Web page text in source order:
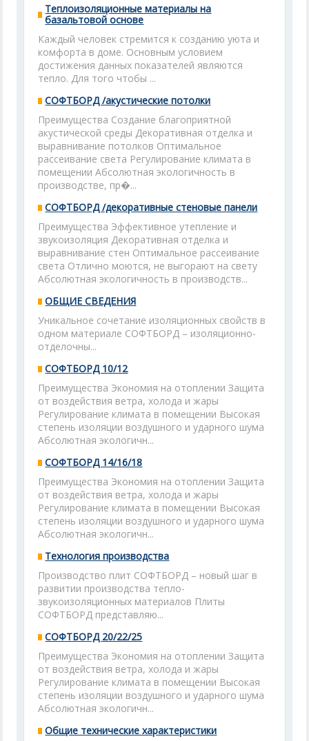
Теплоизоляционные материалы на
базальтовой основе
Каждый человек стремится к созданию уюта и
комфорта в доме. Основным условием
достижения данных показателей являются
тепло. Для того чтобы ...
СОФТБОРД /акустические потолки
Преимущества Создание благоприятной
акустической среды Декоративная отделка и
выравнивание потолков Оптимальное
рассеивание света Регулирование климата в
помещении Абсолютная экологичность в
производстве, пр�...
СОФТБОРД /декоративные стеновые панели
Преимущества Эффективное утепление и
звукоизоляция Декоративная отделка и
выравнивание стен Оптимальное рассеивание
света Отлично моются, не выгорают на свету
Абсолютная экологичность в производств...
ОБЩИЕ СВЕДЕНИЯ
Уникальное сочетание изоляционных свойств в
одном материале СОФТБОРД – изоляционно-
отделочны...
СОФТБОРД 10/12
Преимущества Экономия на отоплении Защита
от воздействия ветра, холода и жары
Регулирование климата в помещении Высокая
степень изоляции воздушного и ударного шума
Абсолютная экологичн...
СОФТБОРД 14/16/18
Преимущества Экономия на отоплении Защита
от воздействия ветра, холода и жары
Регулирование климата в помещении Высокая
степень изоляции воздушного и ударного шума
Абсолютная экологичн...
Технология производства
Производство плит СОФТБОРД – новый шаг в
развитии производства тепло-
звукоизоляционных материалов Плиты
СОФТБОРД представляю...
СОФТБОРД 20/22/25
Преимущества Экономия на отоплении Защита
от воздействия ветра, холода и жары
Регулирование климата в помещении Высокая
степень изоляции воздушного и ударного шума
Абсолютная экологичн...
Общие технические характеристики